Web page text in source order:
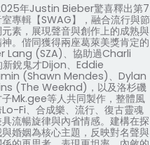
年Justin Bieber驚喜釋出第7
專輯【SWAG】，融合流行與節
素，展現聲音與創作上的成熟與
。偕同獲得兩座葛萊美獎肯定的
Lang (SZA) 、協助過Charli
新銳鬼才Dijon、 Eddie
(Shawn Mendes)、 Dylan
(The Weeknd) ，以及洛杉磯
Mk.gee等人共同製作，整體風
Lo-Fi、合成樂、流行、復古靈魂
流暢旋律與內省情感。建構在探
婚姻為核心主題，反映對名聲與